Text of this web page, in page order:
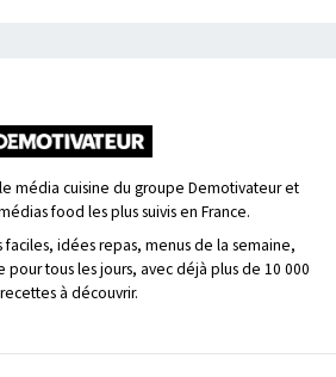
média cuisine du groupe Demotivateur et
food les plus suivis en France.
idées repas, menus de la semaine,
pour tous les jours, avec déjà plus de 10 000
recettes à découvrir.